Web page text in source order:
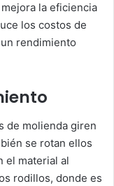
la eficiencia
los costos de
rendimiento
de molienda giren
se rotan ellos
el material al
rodillos, donde es